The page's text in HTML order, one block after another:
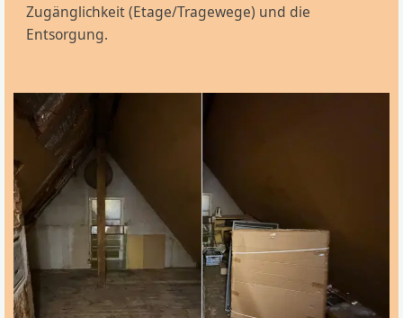
Zugänglichkeit (Etage/Tragewege) und die
Entsorgung.